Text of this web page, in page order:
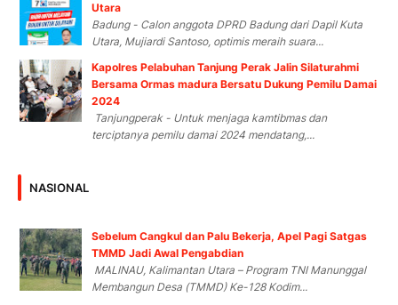
Utara
Badung - Calon anggota DPRD Badung dari Dapil Kuta
Utara, Mujiardi Santoso, optimis meraih suara...
Kapolres Pelabuhan Tanjung Perak Jalin Silaturahmi
Bersama Ormas madura Bersatu Dukung Pemilu Damai
2024
Tanjungperak - Untuk menjaga kamtibmas dan
terciptanya pemilu damai 2024 mendatang,...
NASIONAL
Sebelum Cangkul dan Palu Bekerja, Apel Pagi Satgas
TMMD Jadi Awal Pengabdian
MALINAU, Kalimantan Utara – Program TNI Manunggal
Membangun Desa (TMMD) Ke-128 Kodim...